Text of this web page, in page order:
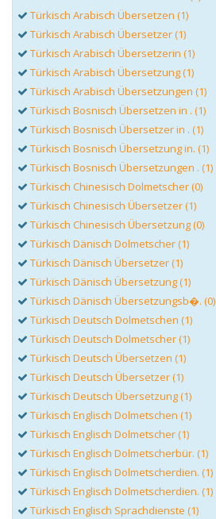
Türkisch Arabisch Übersetzen (1)
Türkisch Arabisch Übersetzer (1)
Türkisch Arabisch Übersetzerin (1)
Türkisch Arabisch Übersetzung (1)
Türkisch Arabisch Übersetzungen (1)
Türkisch Bosnisch Übersetzen in . (1)
Türkisch Bosnisch Übersetzer in . (1)
Türkisch Bosnisch Übersetzung in. (1)
Türkisch Bosnisch Übersetzungen . (1)
Türkisch Chinesisch Dolmetscher (0)
Türkisch Chinesisch Übersetzer (1)
Türkisch Chinesisch Übersetzung (0)
Türkisch Dänisch Dolmetscher (1)
Türkisch Dänisch Übersetzer (1)
Türkisch Dänisch Übersetzung (1)
Türkisch Dänisch Übersetzungsb�. (0)
Türkisch Deutsch Dolmetschen (1)
Türkisch Deutsch Dolmetscher (1)
Türkisch Deutsch Übersetzen (1)
Türkisch Deutsch Übersetzer (1)
Türkisch Deutsch Übersetzung (1)
Türkisch Englisch Dolmetschen (1)
Türkisch Englisch Dolmetscher (1)
Türkisch Englisch Dolmetscherbür. (1)
Türkisch Englisch Dolmetscherdien. (1)
Türkisch Englisch Dolmetscherdien. (1)
Türkisch Englisch Sprachdienste (1)